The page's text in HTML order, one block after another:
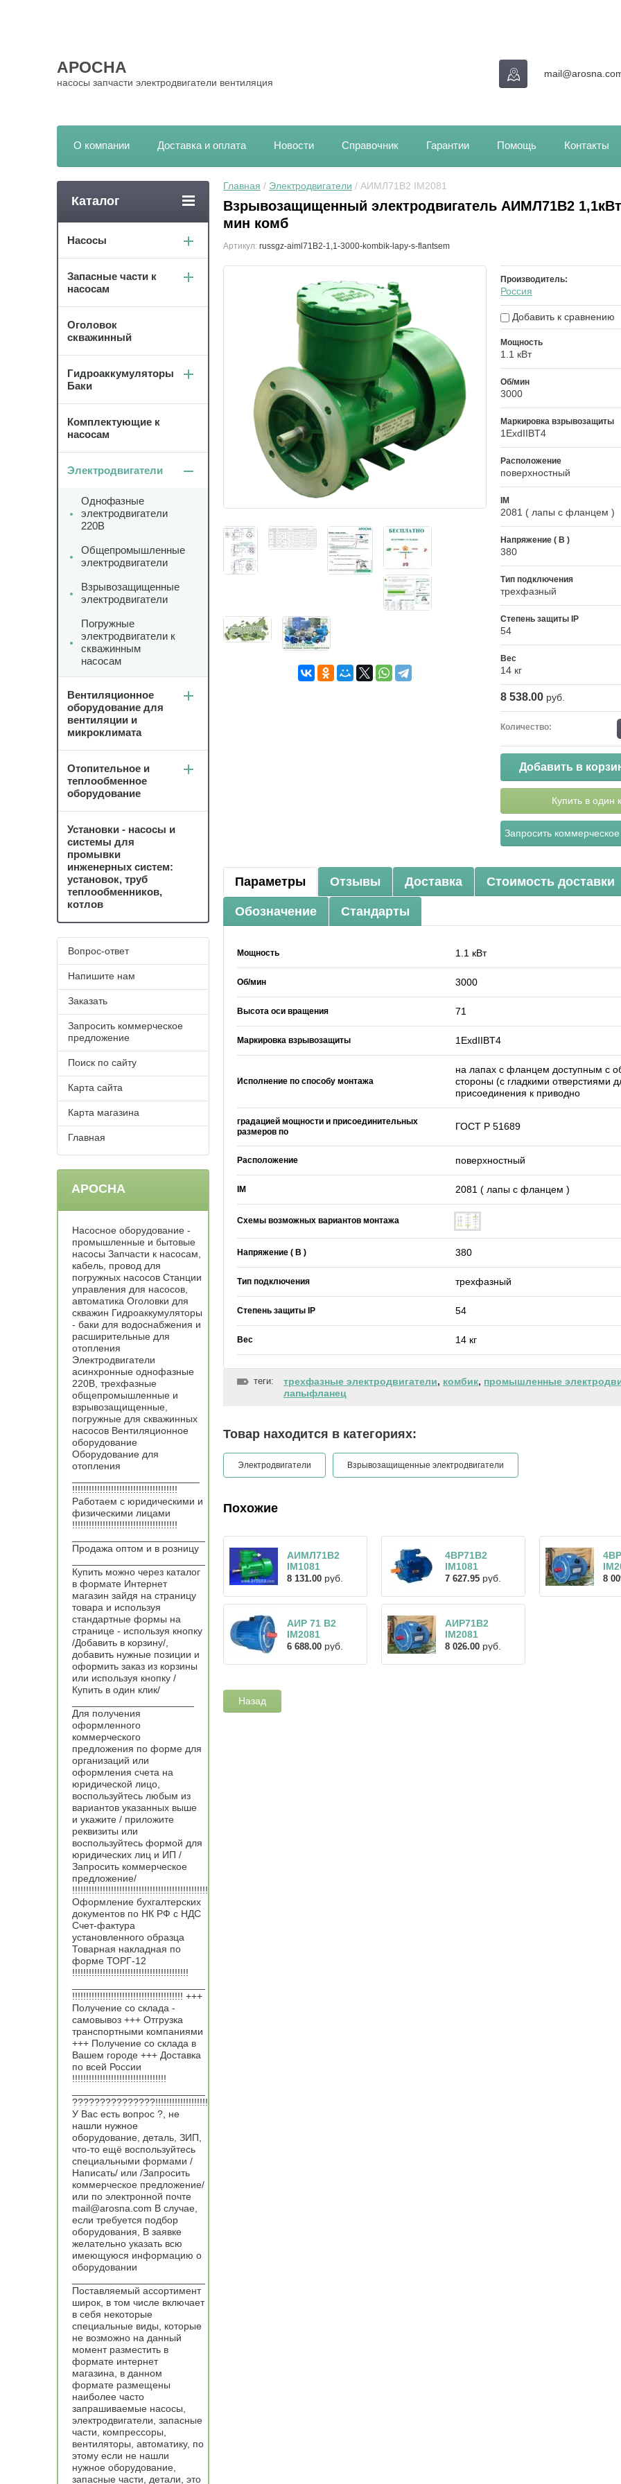
АРОСНА
насосы запчасти электродвигатели вентиляция
О компании Доставка и оплата Новости Справочник Гарантии Помощь Контакты
Главная / Электродвигатели / АИМЛ71В2 IM2081
Взрывозащищенный электродвигатель АИМЛ71В2
мин комб
Артикул: russgz-aiml71B2-1,1-3000-kombik-lapy-s-flantsem
Производитель:
Россия
Добавить к сравнению
Мощность
1.1 кВт
Об/мин
3000
Маркировка взрывозащиты
1ExdIIBT4
Расположение
поверхностный
IM
2081 ( лапы с фланцем )
Напряжение ( В )
380
Тип подключения
трехфазный
Степень защиты IP
54
Вес
14 кг
8 538.00 руб.
Количество:
Добавить в
Купить в один
Запросить
Параметры Отзывы Доставка Стоимость доставки
Обозначение Стандарты
Мощность 1.1 кВт
Об/мин 3000
Высота оси вращения 71
Маркировка взрывозащиты 1ExdIIBT4
Исполнение по способу монтажа
на лапах с фланцем доступным с
стороны (с гладкими отверстиями
присоединения к приводно
градацией мощности и присоединительных
размеров по
ГОСТ Р 51689
Расположение поверхностный
IM 2081 ( лапы с фланцем )
Схемы возможных вариантов монтажа
Напряжение ( В ) 380
Тип подключения трехфазный
Степень защиты IP 54
Вес 14 кг
теги: трехфазные электродвигатели, комбик, промышленные
лапыфланец
Товар находится в категориях:
Электродвигатели Взрывозащищенные электродвигатели
Похожие
АИМЛ71В2
IM1081
8 131.00 руб.
4ВР71В2
IM1081
7 627.95 руб. 8
АИР 71 В2
IM2081
6 688.00 руб.
АИР71В2
IM2081
8 026.00 руб.
Назад
Каталог
Насосы
Запасные части к
насосам
Оголовок
скважинный
Гидроаккумуляторы
Баки
Комплектующие к
насосам
Электродвигатели
Однофазные
электродвигатели
220В
Общепромышленные
электродвигатели
Взрывозащищенные
электродвигатели
Погружные
электродвигатели к
скважинным
насосам
Вентиляционное
оборудование для
вентиляции и
микроклимата
Отопительное и
теплообменное
оборудование
Установки - насосы и
системы для
промывки
инженерных систем:
установок, труб
теплообменников,
котлов
Вопрос-ответ
Напишите нам
Заказать
Запросить коммерческое
предложение
Поиск по сайту
Карта сайта
Карта магазина
Главная
АРОСНА
Насосное оборудование -
промышленные и бытовые
насосы Запчасти к насосам,
кабель, провод для
погружных насосов Станции
управления для насосов,
автоматика Оголовки для
скважин Гидроаккумуляторы
- баки для водоснабжения и
расширительные для
отопления
Электродвигатели
асинхронные однофазные
220В, трехфазные
общепромышленные и
взрывозащищенные,
погружные для скважинных
насосов Вентиляционное
оборудование
Оборудование для
отопления
!!!!!!!!!!!!!!!!!!!!!!!!!!!!!!!!!!!!!!
Работаем с юридическими и
физическими лицами
!!!!!!!!!!!!!!!!!!!!!!!!!!!!!!!!!!!!!!
Продажа оптом и в розницу
Купить можно через каталог
в формате Интернет
магазин зайдя на страницу
товара и используя
стандартные формы на
странице - используя кнопку
/Добавить в корзину/,
добавить нужные позиции и
оформить заказ из корзины
или используя кнопку /
Купить в один клик/
Для получения
оформленного
коммерческого
предложения по форме для
организаций или
оформления счета на
юридической лицо,
воспользуйтесь любым из
вариантов указанных выше
и укажите / приложите
реквизиты или
воспользуйтесь формой для
юридических лиц и ИП /
Запросить коммерческое
предложение/
!!!!!!!!!!!!!!!!!!!!!!!!!!!!!!!!!!!!!!!!!!!!!!!!!
Оформление бухгалтерских
документов по НК РФ с НДС
Счет-фактура
установленного образца
Товарная накладная по
форме ТОРГ-12
!!!!!!!!!!!!!!!!!!!!!!!!!!!!!!!!!!!!!!!!!!
!!!!!!!!!!!!!!!!!!!!!!!!!!!!!!!!!!!!!!!! +++
Получение со склада -
самовывоз +++ Отгрузка
транспортными компаниями
+++ Получение со склада в
Вашем городе +++ Доставка
по всей России
!!!!!!!!!!!!!!!!!!!!!!!!!!!!!!!!!!
???????????????!!!!!!!!!!!!!!!!!!!
У Вас есть вопрос ?, не
нашли нужное
оборудование, деталь, ЗИП,
что-то ещё воспользуйтесь
специальными формами /
Написать/ или /Запросить
коммерческое предложение/
или по электронной почте
mail@arosna.com В случае,
если требуется подбор
оборудования, В заявке
желательно указать всю
имеющуюся информацию о
оборудовании
Поставляемый ассортимент
широк, в том числе включает
в себя некоторые
специальные виды, которые
не возможно на данный
момент разместить в
формате интернет
магазина, в данном
формате размещены
наиболее часто
запрашиваемые насосы,
электродвигатели, запасные
части, компрессоры,
вентиляторы, автоматику, по
этому если не нашли
нужное оборудование,
запасные части, детали, это